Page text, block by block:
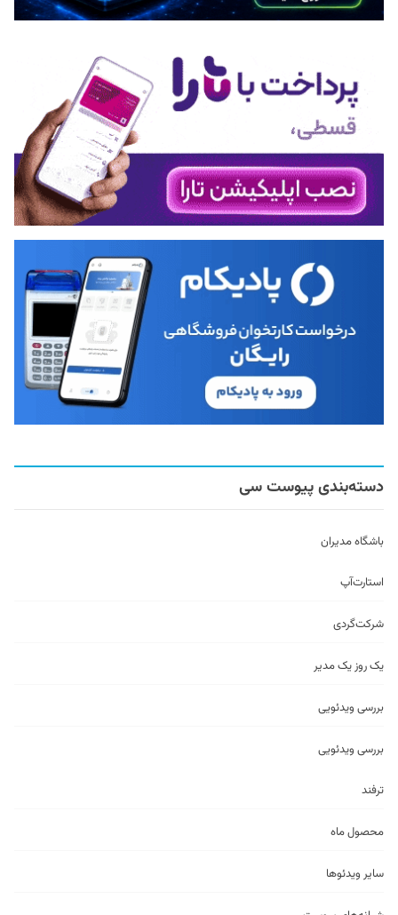
دسته‌بندی پیوست سی
باشگاه مدیران
استارت‌آپ
شرکت‌گردی
یک روز یک مدیر
بررسی ویدئویی
بررسی ویدئویی
ترفند
محصول ماه
سایر ویدئو‌ها